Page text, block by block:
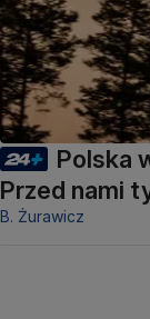
Polska
Przed nami
B. Żurawicz